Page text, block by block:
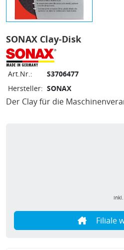
SONAX Clay-Disk
Art.Nr.:
S3706477
Hersteller: SONAX
Der Clay für die
inkl.
Filiale